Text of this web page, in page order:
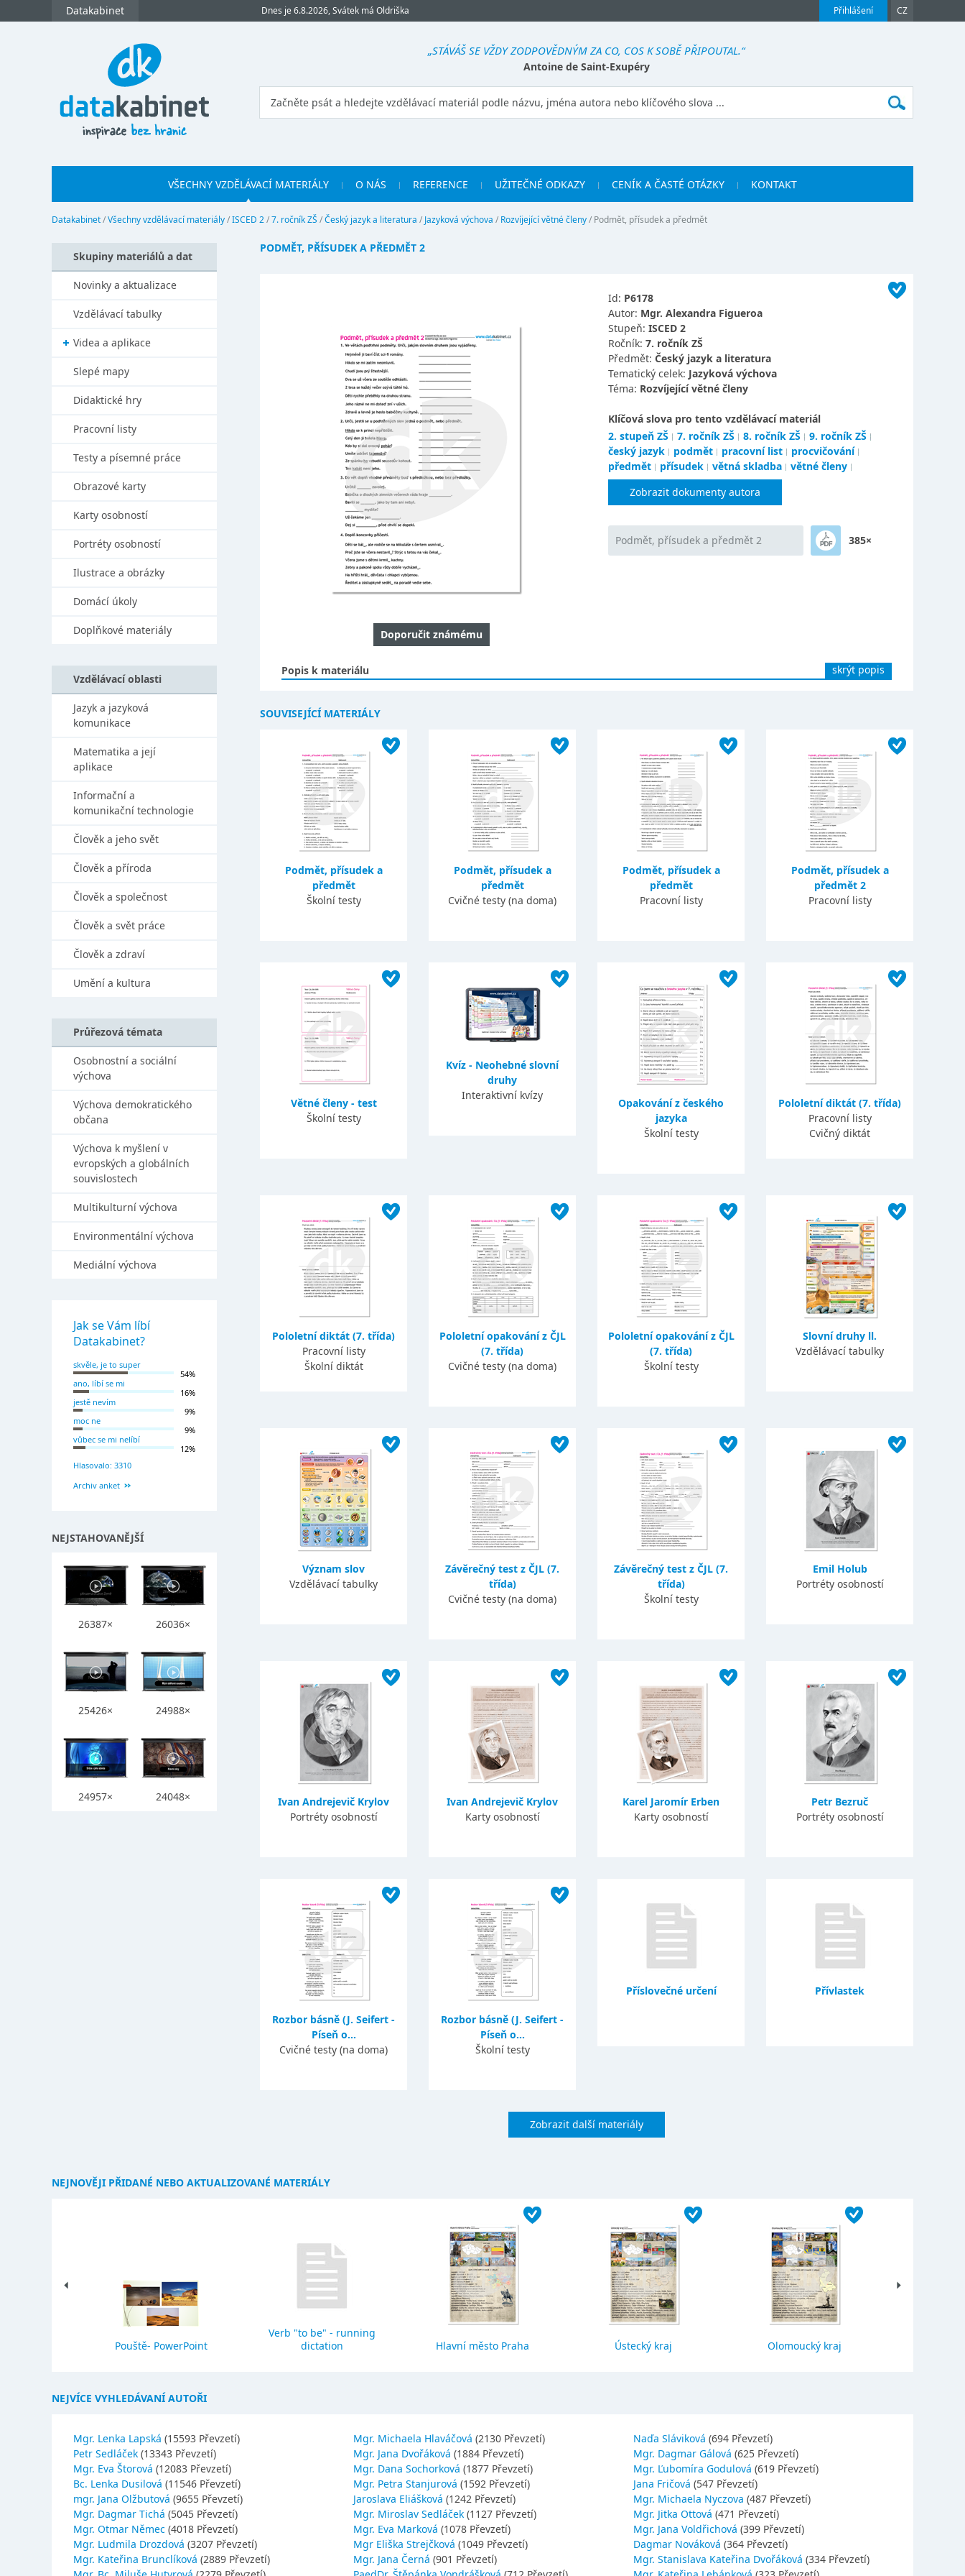
Přihlášení CZ
Datakabinet Dnes je 6.8.2026, Svátek má Oldriška
„STÁVÁŠ SE VŽDY ZODPOVĚDNÝM ZA CO, COS K SOBĚ PŘIPOUTAL.“
Antoine de Saint-Exupéry
VŠECHNY VZDĚLÁVACÍ MATERIÁLY O NÁS REFERENCE UŽITEČNÉ ODKAZY CENÍK A ČASTÉ OTÁZKY KONTAKT
Datakabinet/Všechny vzdělávací materiály/ISCED 2/7. ročník ZŠ /Český jazyk a literatura / Jazyková výchova / Rozvíjející větné členy/ Podmět, přísudek a předmět
PODMĚT, PŘÍSUDEK A PŘEDMĚT 2
Doporučit známému
Id: P6178
Autor: Mgr. Alexandra Figueroa
Stupeň: ISCED 2
Ročník: 7. ročník ZŠ
Předmět: Český jazyk a literatura
Tematický celek: Jazyková výchova
Téma: Rozvíjející větné členy
Klíčová slova pro tento vzdělávací materiál
2. stupeň ZŠ
7. ročník ZŠ 8. ročník ZŠ
9. ročník ZŠ
český jazyk
podmět pracovní list
procvičování
předmět
přísudek větná skladba
větné členy
Zobrazit dokumenty autora
Podmět, přísudek a předmět 2 385×
Popis k materiálu skrýt popis
SOUVISEJÍCÍ MATERIÁLY
Podmět, přísudek a
předmět
Školní testy
Podmět, přísudek a
předmět
Cvičné testy (na doma)
Podmět, přísudek a
předmět
Pracovní listy
Podmět, přísudek a
předmět 2
Pracovní listy
Větné členy - test
Školní testy
Kvíz - Neohebné slovní
druhy
Interaktivní kvízy
Opakování z českého
jazyka
Školní testy
Pololetní diktát (7. třída)
Pracovní listy
Cvičný diktát
Pololetní diktát (7. třída)
Pracovní listy
Školní diktát
Pololetní opakování z ČJL
(7. třída)
Cvičné testy (na doma)
Pololetní opakování z ČJL
(7. třída)
Školní testy
Slovní druhy ll.
Vzdělávací tabulky
Význam slov
Vzdělávací tabulky
Závěrečný test z ČJL (7.
třída)
Cvičné testy (na doma)
Závěrečný test z ČJL (7.
třída)
Školní testy
Emil Holub
Portréty osobností
Ivan Andrejevič Krylov
Portréty osobností
Ivan Andrejevič Krylov
Karty osobností
Karel Jaromír Erben
Karty osobností
Petr Bezruč
Portréty osobností
Rozbor básně (J. Seifert -
Píseň o...
Cvičné testy (na doma)
Rozbor básně (J. Seifert -
Píseň o...
Školní testy
Příslovečné určení Přívlastek
Zobrazit další materiály
Skupiny materiálů a dat
Novinky a aktualizace
Vzdělávací tabulky
Videa a aplikace
Slepé mapy
Didaktické hry
Pracovní listy
Testy a písemné práce
Obrazové karty
Karty osobností
Portréty osobností
Ilustrace a obrázky
Domácí úkoly
Doplňkové materiály
Vzdělávací oblasti
Jazyk a jazyková
komunikace
Matematika a její
aplikace
Informační a
komunikační technologie
Člověk a jeho svět
Člověk a příroda
Člověk a společnost
Člověk a svět práce
Člověk a zdraví
Umění a kultura
Průřezová témata
Osobnostní a sociální
výchova
Výchova demokratického
občana
Výchova k myšlení v
evropských a globálních
souvislostech
Multikulturní výchova
Environmentální výchova
Mediální výchova
Jak se Vám líbí
Datakabinet?
skvěle, je to super
54%
ano, líbí se mi
16%
jestě nevím
9%
moc ne
9%
vůbec se mi nelíbí
12%
Hlasovalo: 3310
Archiv anket
NEJSTAHOVANĚJŠÍ
26387× 26036×
25426× 24988×
24957× 24048×
NEJNOVĚJI PŘIDANÉ NEBO AKTUALIZOVANÉ MATERIÁLY
Pouště- PowerPoint
Verb "to be" - running
dictation
Hlavní město Praha Ústecký kraj Olomoucký kraj
NEJVÍCE VYHLEDÁVANÍ AUTOŘI
Mgr. Lenka Lapská (15593 Převzetí)
Petr Sedláček (13343 Převzetí)
Mgr. Eva Štorová (12083 Převzetí)
Bc. Lenka Dusilová (11546 Převzetí)
mgr. Jana Olžbutová (9655 Převzetí)
Mgr. Dagmar Tichá (5045 Převzetí)
Mgr. Otmar Němec (4018 Převzetí)
Mgr. Ludmila Drozdová (3207 Převzetí)
Mgr. Kateřina Brunclíková (2889 Převzetí)
Mgr. Michaela Hlaváčová (2130 Převzetí)
Mgr. Jana Dvořáková (1884 Převzetí)
Mgr. Dana Sochorková (1877 Převzetí)
Mgr. Petra Stanjurová (1592 Převzetí)
Jaroslava Eliášková (1242 Převzetí)
Mgr. Miroslav Sedláček (1127 Převzetí)
Mgr. Eva Marková (1078 Převzetí)
Mgr Eliška Strejčková (1049 Převzetí)
Mgr. Jana Černá (901 Převzetí)
Naďa Sláviková (694 Převzetí)
Mgr. Dagmar Gálová (625 Převzetí)
Mgr. Ľubomíra Godulová (619 Převzetí)
Jana Fričová (547 Převzetí)
Mgr. Michaela Nyczova (487 Převzetí)
Mgr. Jitka Ottová (471 Převzetí)
Mgr. Jana Voldřichová (399 Převzetí)
Dagmar Nováková (364 Převzetí)
Mgr. Stanislava Kateřina Dvořáková (334 Převzetí)